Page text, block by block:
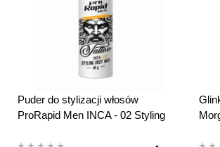
Puder do stylizacji włosów
ProRapid Men INCA - 02 Styling